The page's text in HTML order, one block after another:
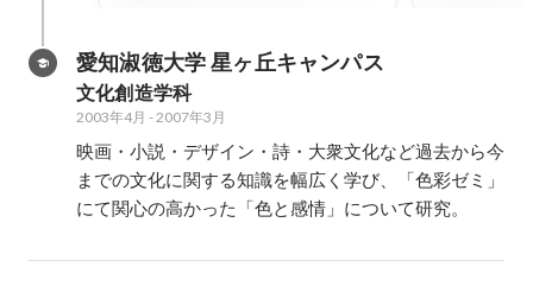
愛知淑徳大学 星ヶ丘キャンパス
文化創造学科
2003年4月 - 2007年3月
映画・小説・デザイン・詩・大衆文化など過去から今
までの文化に関する知識を幅広く学び、「色彩ゼミ」
にて関心の高かった「色と感情」について研究。